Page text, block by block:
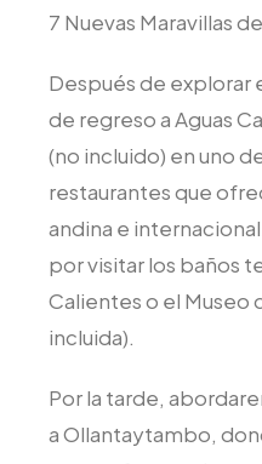
7 Nuevas Maravillas
Después de explorar
de regreso a Aguas
(no incluido) en uno
restaurantes que
andina e
por visitar los baños
Calientes o el Museo
incluida).
Por la tarde,
a Ollantaytambo,